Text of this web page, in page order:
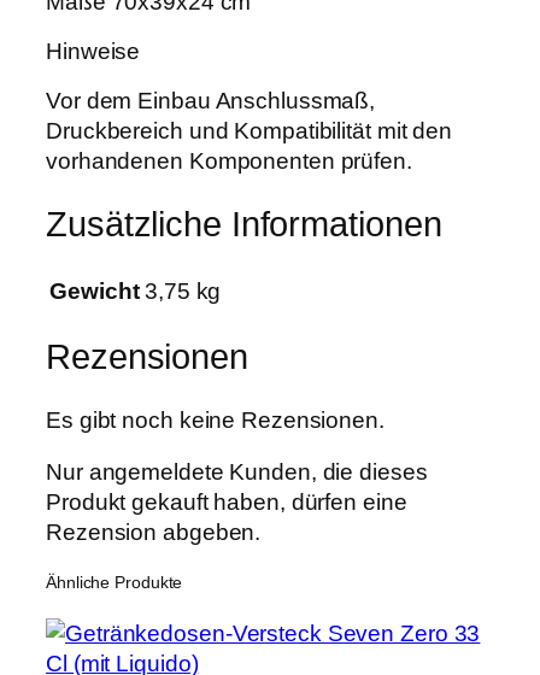
Hinweise
Vor dem Einbau Anschlussmaß,
Druckbereich und Kompatibilität mit den
vorhandenen Komponenten prüfen.
Zusätzliche Informationen
Gewicht 3,75 kg
Rezensionen
Es gibt noch keine Rezensionen.
Nur angemeldete Kunden, die dieses
Produkt gekauft haben, dürfen eine
Rezension abgeben.
Ähnliche Produkte